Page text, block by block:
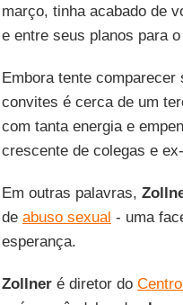
março, tinha acabado de
e entre seus planos para
Embora tente comparecer
convites é cerca de um
com tanta energia e
crescente de colegas e
Em outras palavras,
de abuso sexual - uma
esperança.
Zollneré diretor do